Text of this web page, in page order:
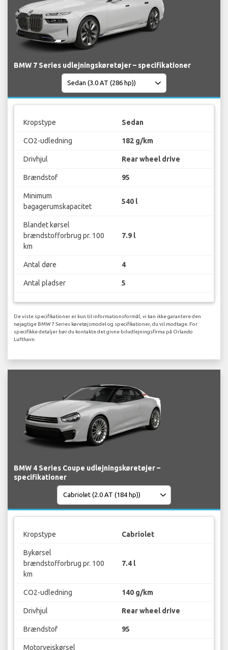
BMW 7 Series udlejningskøretøjer – specifikationer
Kropstype Sedan
CO2-udledning 182 g/km
Drivhjul Rear wheel drive
Brændstof 95
Minimum
bagagerumskapacitet
540 l
Blandet kørsel
brændstofforbrug pr. 100
km
7.9 l
Antal døre 4
Antal pladser 5
De viste specifikationer er kun til informationsformål, vi kan ikke garantere den
nøjagtige BMW 7 Series køretøjsmodel og specifikationer, du vil modtage. For
specifikke detaljer bør du kontakte det givne biludlejningsfirma på Orlando
Lufthavn.
BMW 4 Series Coupe udlejningskøretøjer –
specifikationer
Kropstype Cabriolet
Bykørsel
brændstofforbrug pr. 100
km
7.4 l
CO2-udledning 140 g/km
Drivhjul Rear wheel drive
Brændstof 95
Motorvejskørsel